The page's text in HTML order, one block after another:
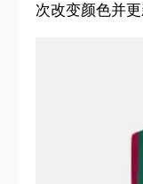
次改变颜色并